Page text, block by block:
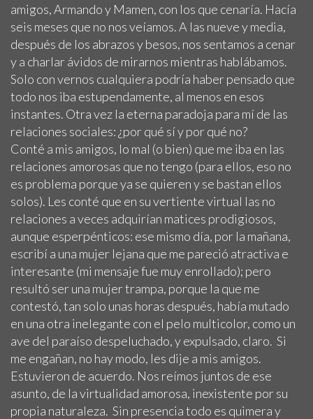
amigos, Armando y Mamen, con los que cenaría. Hacía
seis meses que no nos veíamos. A las nueve y media,
después de los abrazos y besos, nos sentamos a cenar
y a charlar ávidos de mirarnos mientras hablábamos.
Solo con vernos cualquiera podría haber pensado que
todo nos iba estupendamente, al menos en esos
instantes. Otra vez la eterna paradoja para mí de las
relaciones sociales: ¿por qué sí y por qué no?
Conté a mis amigos, lo mal (o bien) que me iba en las
relaciones amorosas que no tengo (para ellos, eso no
es problema porque ya se quieren y se bastan ellos
solos). Les conté que en su vertiente virtual las no
relaciones a veces adquirían matices prodigiosos,
aunque esperpénticos: ese mismo día, por la mañana,
escribí a una mujer lejana que me pareció atractiva e
interesante (mi mensaje fue muy enrollado); pero
resultó ser una mujer trampa, porque la que me
contestó, tan solo unas horas después, había mutado
en una otra inelegante con el pelo multicolor, como un
ave del paraíso despeluchado, y expulsado, claro. Si
me engañan, no hay modo, les dije a mis amigos.
Estuvieron de acuerdo. Nos reímos juntos de ese
asunto, de la virtualidad amorosa, inexistente por su
propia naturaleza. Sin presencia todo es quimera y